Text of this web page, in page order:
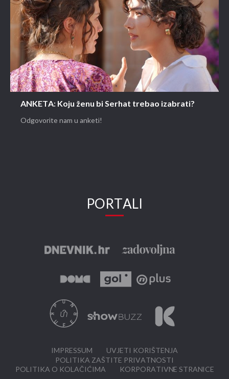
ANKETA: Koju ženu bi Serhat trebao izabrati?
Odgovorite nam u anketi!
PORTALI
IMPRESSUM
UVJETI KORIŠTENJA
POLITIKA ZAŠTITE PRIVATNOSTI
POLITIKA O KOLAČIĆIMA
KORPORATIVNE STRANICE